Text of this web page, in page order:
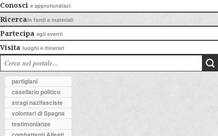
Conosci e approfondisci
Ricercain fonti e materiali
Partecipa agli eventi
Visita luoghi e itinerari
partigiani
casellario politico
stragi nazifasciste
volontari di Spagna
testimonianze